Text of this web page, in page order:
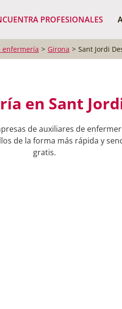
PROFESIONALES
enfermería Girona Sant Jordi
en Sant
de auxiliares de
de la forma más rápida y
gratis.